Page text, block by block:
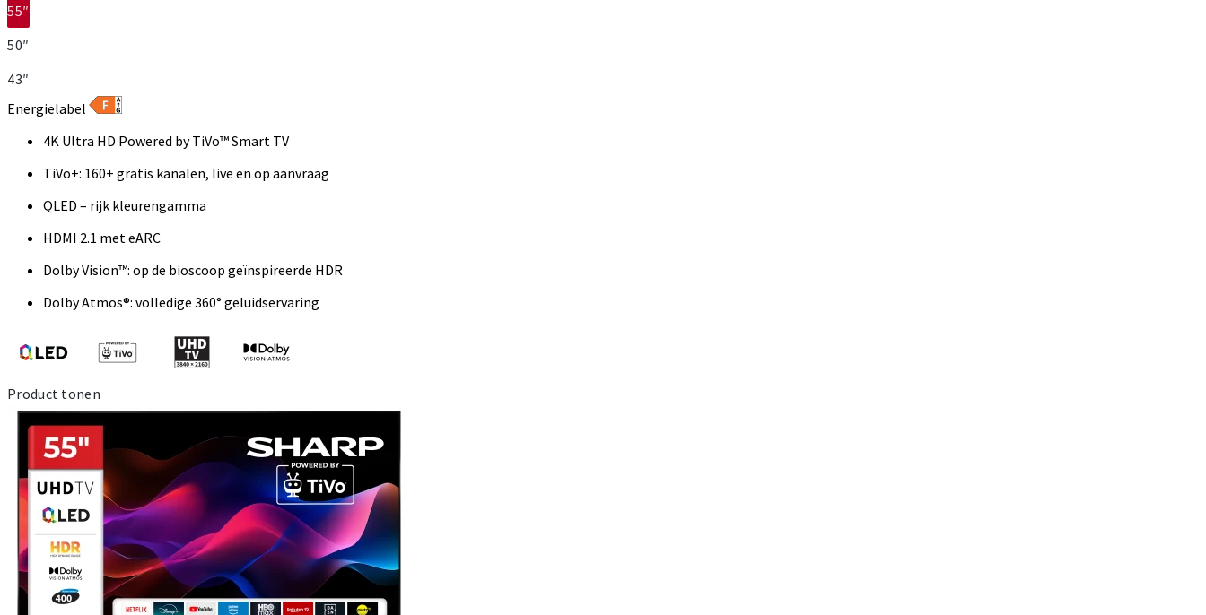
55″
50″
43″
Energielabel
4K Ultra HD Powered by TiVo™ Smart TV
TiVo+: 160+ gratis kanalen, live en op aanvraag
QLED – rijk kleurengamma
HDMI 2.1 met eARC
Dolby Vision™: op de bioscoop geïnspireerde HDR
Dolby Atmos®: volledige 360° geluidservaring
Product tonen